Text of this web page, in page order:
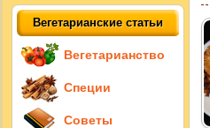
Вегетарианские статьи
Вегетарианство
Специи
Советы